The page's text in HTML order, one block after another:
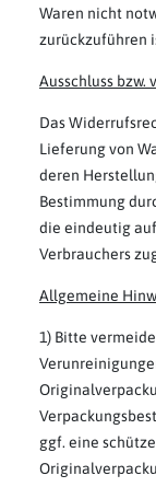
Waren nicht
zurückzuführen
Ausschluss
Das
Lieferung von
deren
Bestimmung
die eindeutig
Verbrauchers
Allgemeine
1) Bitte
ggf. eine